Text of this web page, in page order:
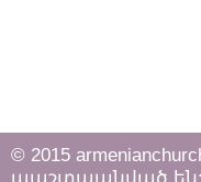
© 2015
պաշտպանված են: